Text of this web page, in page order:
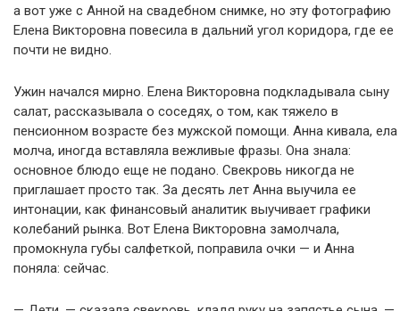
а вот уже с Анной на свадебном снимке, но эту фотографию
Елена Викторовна повесила в дальний угол коридора, где ее
почти не видно.
Ужин начался мирно. Елена Викторовна подкладывала сыну
салат, рассказывала о соседях, о том, как тяжело в
пенсионном возрасте без мужской помощи. Анна кивала, ела
молча, иногда вставляла вежливые фразы. Она знала:
основное блюдо еще не подано. Свекровь никогда не
приглашает просто так. За десять лет Анна выучила ее
интонации, как финансовый аналитик выучивает графики
колебаний рынка. Вот Елена Викторовна замолчала,
промокнула губы салфеткой, поправила очки — и Анна
поняла: сейчас.